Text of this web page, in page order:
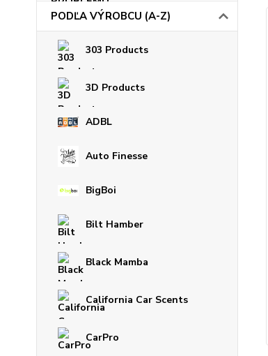
PODĽA VÝROBCU (A-Z)
303 Products
3D Products
ADBL
Auto Finesse
BigBoi
Bilt Hamber
Black Mamba
California Car Scents
CarPro